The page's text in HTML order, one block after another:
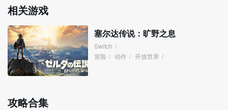
相关游戏
塞尔达传说：旷野之息
Switch /
冒险 / 动作 / 开放世界 /
攻略合集